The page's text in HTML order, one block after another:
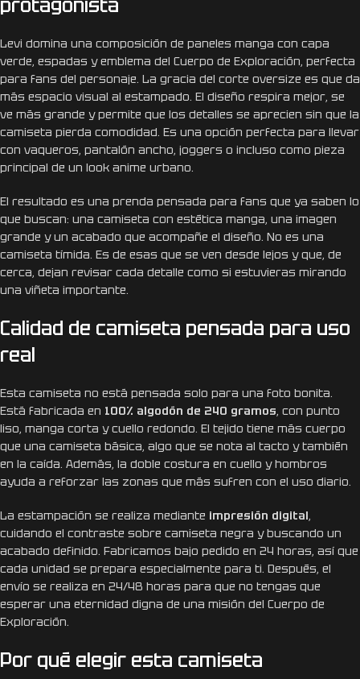
protagonista
Levi domina una composición de paneles manga con capa
verde, espadas y emblema del Cuerpo de Exploración, perfecta
para fans del personaje. La gracia del corte oversize es que da
más espacio visual al estampado. El diseño respira mejor, se
ve más grande y permite que los detalles se aprecien sin que la
camiseta pierda comodidad. Es una opción perfecta para llevar
con vaqueros, pantalón ancho, joggers o incluso como pieza
principal de un look anime urbano.
El resultado es una prenda pensada para fans que ya saben lo
que buscan: una camiseta con estética manga, una imagen
grande y un acabado que acompañe el diseño. No es una
camiseta tímida. Es de esas que se ven desde lejos y que, de
cerca, dejan revisar cada detalle como si estuvieras mirando
una viñeta importante.
Calidad de camiseta pensada para uso
real
Esta camiseta no está pensada solo para una foto bonita.
Está fabricada en 100% algodón de 240 gramos, con punto
liso, manga corta y cuello redondo. El tejido tiene más cuerpo
que una camiseta básica, algo que se nota al tacto y también
en la caída. Además, la doble costura en cuello y hombros
ayuda a reforzar las zonas que más sufren con el uso diario.
La estampación se realiza mediante impresión digital,
cuidando el contraste sobre camiseta negra y buscando un
acabado definido. Fabricamos bajo pedido en 24 horas, así que
cada unidad se prepara especialmente para ti. Después, el
envío se realiza en 24/48 horas para que no tengas que
esperar una eternidad digna de una misión del Cuerpo de
Exploración.
Por qué elegir esta camiseta